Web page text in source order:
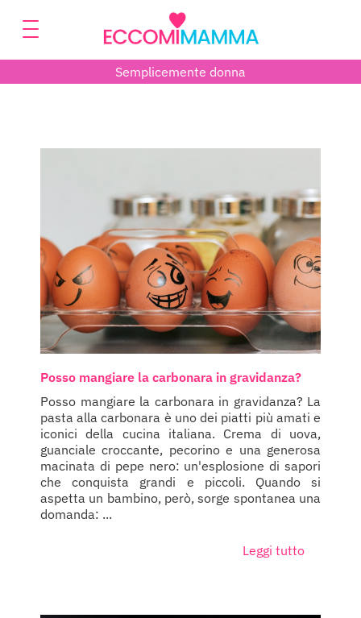
Semplicemente donna
Posso mangiare la carbonara in gravidanza?
Posso mangiare la carbonara in gravidanza? La
pasta alla carbonara è uno dei piatti più amati e
iconici della cucina italiana. Crema di uova,
guanciale croccante, pecorino e una generosa
macinata di pepe nero: un'esplosione di sapori
che conquista grandi e piccoli. Quando si
aspetta un bambino, però, sorge spontanea una
domanda: ...
Leggi tutto